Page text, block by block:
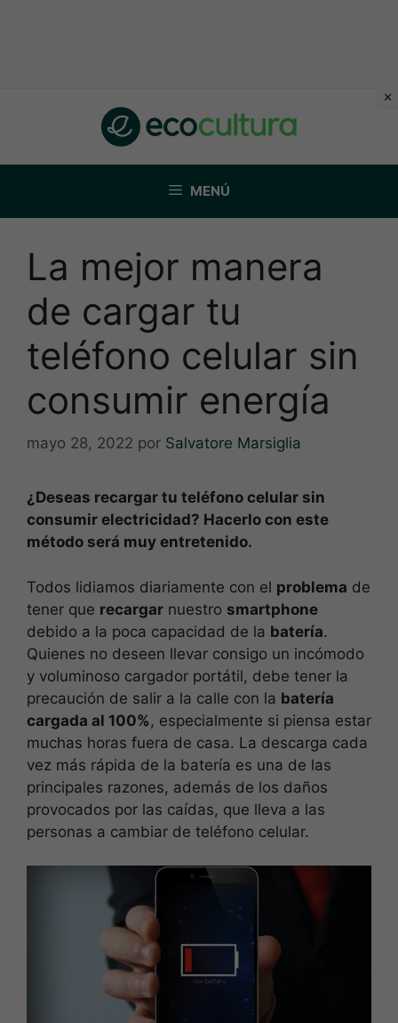
MENÚ
La mejor manera
de cargar tu
teléfono celular sin
consumir energía
mayo 28, 2022 por Salvatore Marsiglia
¿Deseas recargar tu teléfono celular sin
consumir electricidad? Hacerlo con este
método será muy entretenido.
Todos lidiamos diariamente con el problema de
tener que recargar nuestro smartphone
debido a la poca capacidad de la batería.
Quienes no deseen llevar consigo un incómodo
y voluminoso cargador portátil, debe tener la
precaución de salir a la calle con la batería
cargada al 100% , especialmente si piensa estar
muchas horas fuera de casa. La descarga cada
vez más rápida de la batería es una de las
principales razones, además de los daños
provocados por las caídas, que lleva a las
personas a cambiar de teléfono celular.